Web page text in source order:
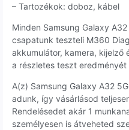
– Tartozékok: doboz, kábel
Minden Samsung Galaxy
csapatunk teszteli M360
akkumulátor, kamera, kijelző
a részletes teszt eredményét
A(z) Samsung Galaxy A32
adunk, így vásárlásod
Rendelésedet akár 1
személyesen is átveheted